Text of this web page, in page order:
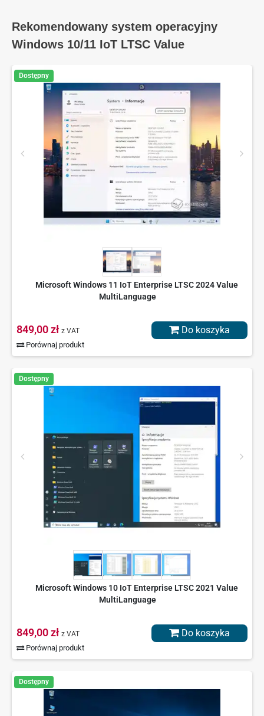
Rekomendowany system operacyjny
Windows 10/11 IoT LTSC Value
Dostępny
Microsoft Windows 11 IoT Enterprise LTSC 2024 Value
MultiLanguage
849,00 zł z VAT
Porównaj produkt
Do koszyka
Dostępny
Microsoft Windows 10 IoT Enterprise LTSC 2021 Value
MultiLanguage
849,00 zł z VAT
Porównaj produkt
Do koszyka
Dostępny